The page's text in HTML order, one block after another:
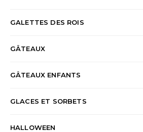
GALETTES DES ROIS
GÂTEAUX
GÂTEAUX ENFANTS
GLACES ET SORBETS
HALLOWEEN